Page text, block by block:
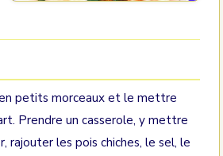
petits morceaux et le mettre
Prendre un casserole, y mettre
rajouter les pois chiches, le sel, le